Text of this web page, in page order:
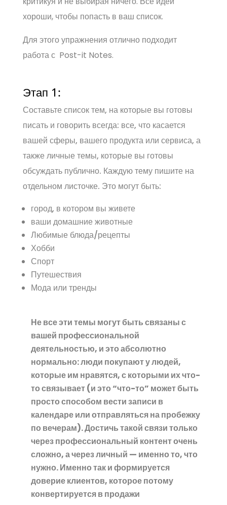
хороши, чтобы попасть в ваш список.
Для этого упражнения отлично подходит
работа с Post-it Notes.
Этап 1:
Составьте список тем, на которые вы готовы
писать и говорить всегда: все, что касается
вашей сферы, вашего продукта или сервиса, а
также личные темы, которые вы готовы
обсуждать публично. Каждую тему пишите на
отдельном листочке. Это могут быть:
город, в котором вы живете
ваши домашние животные
Любимые блюда/рецепты
Хобби
Спорт
Путешествия
Мода или тренды
Не все эти темы могут быть связаны с
вашей профессиональной
деятельностью, и это абсолютно
нормально: люди покупают у людей,
которые им нравятся, с которыми их что-
то связывает (и это “что-то” может быть
просто способом вести записи в
календаре или отправляться на пробежку
по вечерам). Достичь такой связи только
через профессиональный контент очень
сложно, а через личный — именно то, что
нужно. Именно так и формируется
доверие клиентов, которое потому
конвертируется в продажи